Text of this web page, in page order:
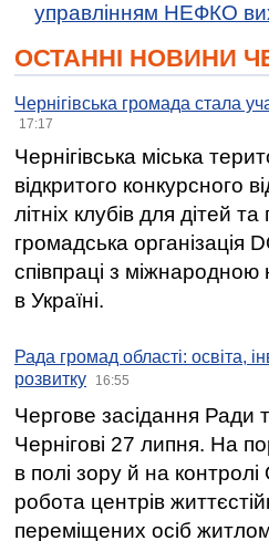
управлінням НЕФКО
ОСТАННІ НОВИНИ
Чернігівська громада стала
17:17
Чернігівська міська
відкритого конкурсного
літніх клубів для дітей
громадська організація
співпраці з
в Україні.
Рада громад області: освіта,
розвитку
16:55
Чергове засідання Ради
Чернігові 27 липня. На
в полі зору й на
робота центрів
переміщених осіб